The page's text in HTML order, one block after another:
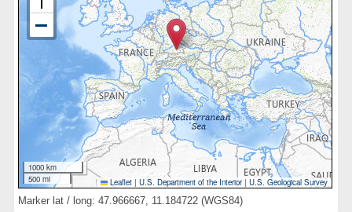
1000 km
500 mi
Leaflet | U.S. Department of the Interior|U.S. Geological Survey
Marker lat / long: 47.966667, 11.184722 (WGS84)